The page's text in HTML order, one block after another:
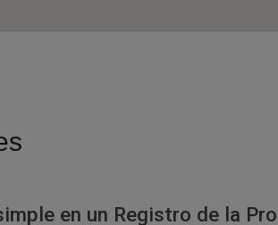
en un Registro de la